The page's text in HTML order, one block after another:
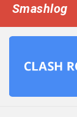
Smashlog